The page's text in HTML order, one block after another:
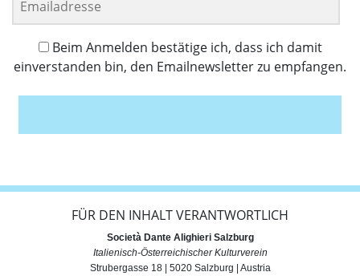
Beim Anmelden bestätige ich, dass ich damit
einverstanden bin, den Emailnewsletter zu empfangen.
FÜR DEN INHALT VERANTWORTLICH
Società Dante Alighieri Salzburg
Italienisch-Österreichischer Kulturverein
Strubergasse 18 | 5020 Salzburg | Austria